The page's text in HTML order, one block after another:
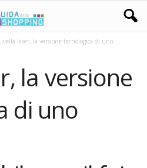
laser, la versione tecnologica di uno
la versione
di uno